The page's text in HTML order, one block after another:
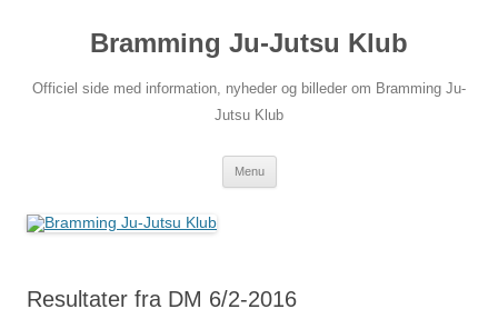
Bramming Ju-Jutsu Klub
Officiel side med information, nyheder og billeder om Bramming Ju-
Jutsu Klub
Menu
Resultater fra DM 6/2-2016